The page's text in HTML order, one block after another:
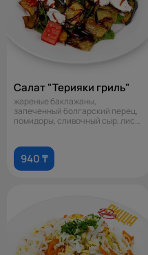
Салат "Терияки гриль"
жареные баклажаны,
запеченный болгарский перец,
помидоры, сливочный сыр, лист
940 ₸